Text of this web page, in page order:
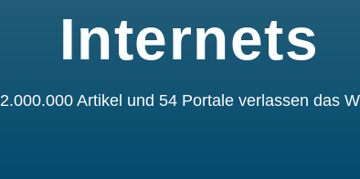
Internets
2.000.000 Artikel und 54 Portale verlassen das